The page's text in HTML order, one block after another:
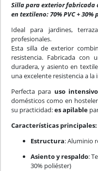
Silla para exterior fabricada
en textileno: 70% PVC + 30%
Ideal para jardines,
profesionales.
Esta silla de exterior
resistencia. Fabricada
duradera, y asiento en
una excelente resistencia a
Perfecta para uso
domésticos como en
su practicidad:es apilable
Características principales:
Estructura: Aluminio
Asiento y respaldo:
30% poliéster)